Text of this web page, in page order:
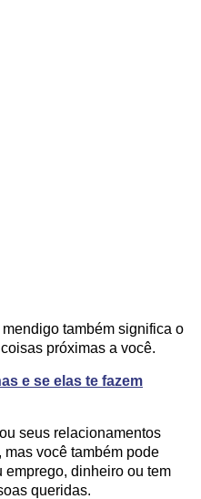
também significa o
próximas a você.
e se elas te fazem
seus relacionamentos
você também pode
emprego, dinheiro ou tem
queridas.